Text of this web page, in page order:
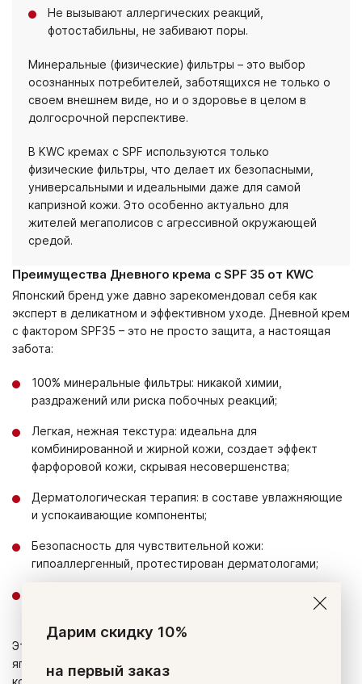
Не вызывают аллергических реакций,
фотостабильны, не забивают поры.
Минеральные (физические) фильтры – это выбор
осознанных потребителей, заботящихся не только о
своем внешнем виде, но и о здоровье в целом в
долгосрочной перспективе.
В KWC кремах с SPF используются только
физические фильтры, что делает их безопасными,
универсальными и идеальными даже для самой
капризной кожи. Это особенно актуально для
жителей мегаполисов с агрессивной окружающей
средой.
Преимущества Дневного крема с SPF 35 от KWC
Японский бренд уже давно зарекомендовал себя как
эксперт в деликатном и эффективном уходе. Дневной крем
с фактором SPF35 – это не просто защита, а настоящая
забота:
100% минеральные фильтры: никакой химии,
раздражений или риска побочных реакций;
Легкая, нежная текстура: идеальна для
комбинированной и жирной кожи, создает эффект
фарфоровой кожи, скрывая несовершенства;
Дерматологическая терапия: в составе увлажняющие
и успокаивающие компоненты;
Безопасность для чувствительной кожи:
гипоаллергенный, протестирован дерматологами;
Универсальность: может использоваться в качестве
самостоятельного средства или основы под макияж.
Это идеальный вариант для тех, кто ценит качественный
японский уход и ищет максимально безопасное и
комфортное решение для профилактики УФ-
Дарим скидку 10%
на первый заказ